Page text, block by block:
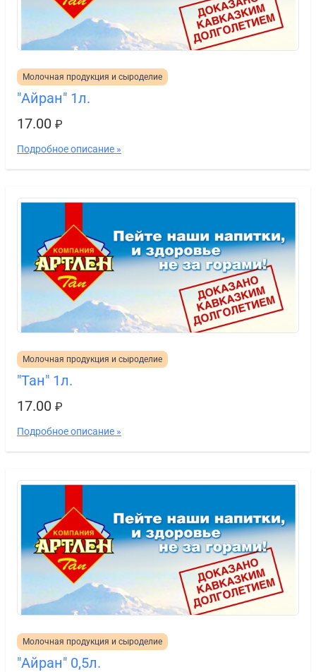
Молочная продукция и сыроделие
"Айран" 1л.
17.00 ₽
Подробное описание »
Молочная продукция и сыроделие
"Тан" 1л.
17.00 ₽
Подробное описание »
Молочная продукция и сыроделие
"Айран" 0,5л.